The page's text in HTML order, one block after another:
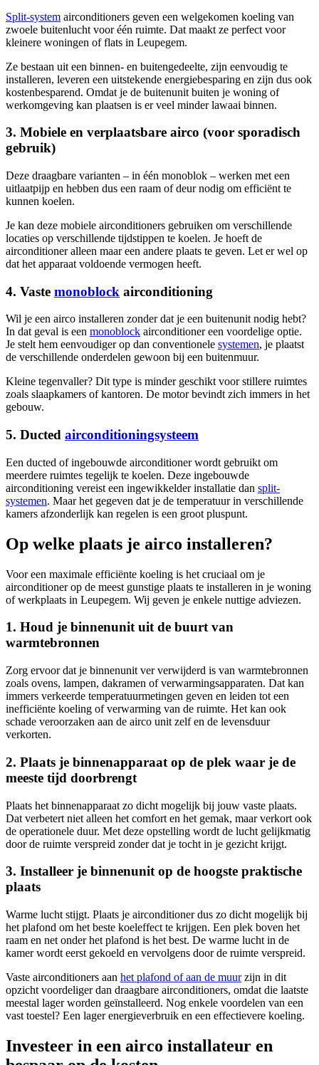
Split-system airconditioners geven een welgekomen koeling van
zwoele buitenlucht voor één ruimte. Dat maakt ze perfect voor
kleinere woningen of flats in Leupegem.
Ze bestaan uit een binnen- en buitengedeelte, zijn eenvoudig te
installeren, leveren een uitstekende energiebesparing en zijn dus ook
kostenbesparend. Omdat je de buitenunit buiten je woning of
werkomgeving kan plaatsen is er veel minder lawaai binnen.
3. Mobiele en verplaatsbare airco (voor sporadisch
gebruik)
Deze draagbare varianten – in één monoblok – werken met een
uitlaatpijp en hebben dus een raam of deur nodig om efficiënt te
kunnen koelen.
Je kan deze mobiele airconditioners gebruiken om verschillende
locaties op verschillende tijdstippen te koelen. Je hoeft de
airconditioner alleen maar een andere plaats te geven. Let er wel op
dat het apparaat voldoende vermogen heeft.
4. Vaste monoblock airconditioning
Wil je een airco installeren zonder dat je een buitenunit nodig hebt?
In dat geval is een monoblock airconditioner een voordelige optie.
Je stelt hem eenvoudiger op dan conventionele systemen, je plaatst
de verschillende onderdelen gewoon bij een buitenmuur.
Kleine tegenvaller? Dit type is minder geschikt voor stillere ruimtes
zoals slaapkamers of kantoren. De motor bevindt zich immers in het
gebouw.
5. Ducted airconditioningsysteem
Een ducted of ingebouwde airconditioner wordt gebruikt om
meerdere ruimtes tegelijk te koelen. Deze ingebouwde
airconditioning vereist een ingewikkelder installatie dan split-
systemen. Maar het gegeven dat je de temperatuur in verschillende
kamers afzonderlijk kan regelen is een groot pluspunt.
Op welke plaats je airco installeren?
Voor een maximale efficiënte koeling is het cruciaal om je
airconditioner op de meest gunstige plaats te installeren in je woning
of werkplaats in Leupegem. Wij geven je enkele nuttige adviezen.
1. Houd je binnenunit uit de buurt van
warmtebronnen
Zorg ervoor dat je binnenunit ver verwijderd is van warmtebronnen
zoals ovens, lampen, dakramen of verwarmingsapparaten. Dat kan
immers verkeerde temperatuurmetingen geven en leiden tot een
inefficiënte koeling of verwarming van de ruimte. Het kan ook
schade veroorzaken aan de airco unit zelf en de levensduur
verkorten.
2. Plaats je binnenapparaat op de plek waar je de
meeste tijd doorbrengt
Plaats het binnenapparaat zo dicht mogelijk bij jouw vaste plaats.
Dat verbetert niet alleen het comfort en het gemak, maar verkort ook
de operationele duur. Met deze opstelling wordt de lucht gelijkmatig
door de ruimte verspreid zonder dat je tocht in je gezicht krijgt.
3. Installeer je binnenunit op de hoogste praktische
plaats
Warme lucht stijgt. Plaats je airconditioner dus zo dicht mogelijk bij
het plafond om het beste koeleffect te krijgen. Een plek boven het
raam en net onder het plafond is het best. De warme lucht in de
kamer wordt eerst gekoeld en vervolgens door de ruimte verspreid.
Vaste airconditioners aan het plafond of aan de muurzijn in dit
opzicht voordeliger dan draagbare airconditioners, omdat die laatste
meestal lager worden geïnstalleerd. Nog enkele voordelen van een
vast toestel? Een lager energieverbruik en een effectievere koeling.
Investeer in een airco installateur en